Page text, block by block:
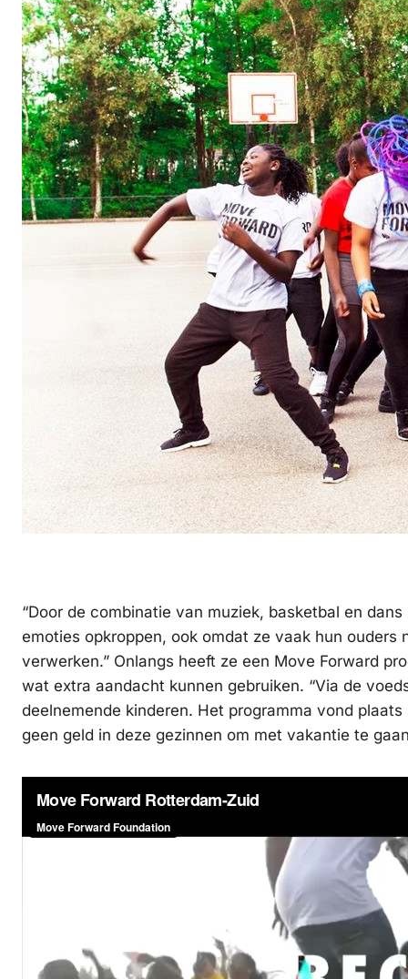
“Door de combinatie van muziek, basketbal en
emoties opkroppen, ook omdat ze vaak hun ouders
verwerken.” Onlangs heeft ze een Move Forward
wat extra aandacht kunnen gebruiken. “Via de
deelnemende kinderen. Het programma vond
geen geld in deze gezinnen om met vakantie te